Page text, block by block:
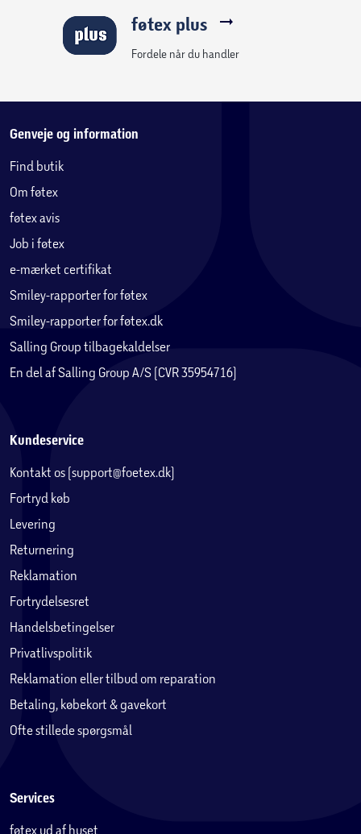
føtex plus
Fordele når du handler
Genveje og information
Find butik
Om føtex
føtex avis
Job i føtex
e-mærket certifikat
Smiley-rapporter for føtex
Smiley-rapporter for føtex.dk
Salling Group tilbagekaldelser
En del af Salling Group A/S (CVR 35954716)
Kundeservice
Kontakt os (support@foetex.dk)
Fortryd køb
Levering
Returnering
Reklamation
Fortrydelsesret
Handelsbetingelser
Privatlivspolitik
Reklamation eller tilbud om reparation
Betaling, købekort & gavekort
Ofte stillede spørgsmål
Services
føtex ud af huset